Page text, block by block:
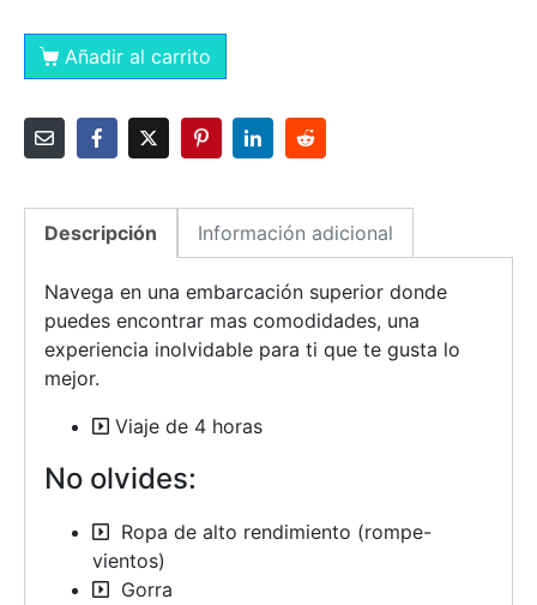
Añadir al carrito
Descripción Información adicional
Navega en una embarcación superior donde
puedes encontrar mas comodidades, una
experiencia inolvidable para ti que te gusta lo
mejor.
Viaje de 4 horas
No olvides:
Ropa de alto rendimiento (rompe-
vientos)
Gorra